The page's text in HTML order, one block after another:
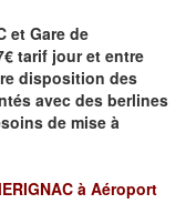
et Gare de
tarif jour et entre
disposition des
avec des berlines
de mise à
à Aéroport